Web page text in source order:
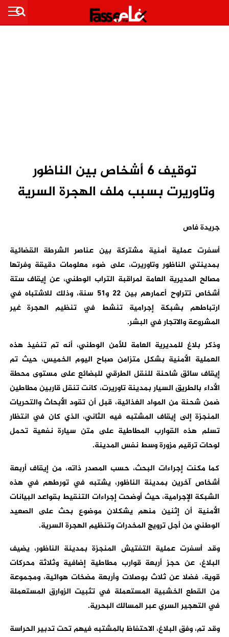
توقيف 6 أشخاص بين الناظور
وتاوريرت بسبب ملف الهجرة السرية
جريدة فاص
أسفرت عملية أمنية مشتركة بين عناصر الشرطة القضائية
بمدينتي الناظور وتاوريرت، على ضوء معلومات دقيقة وفرتها
مصالح المديرية العامة لمراقبة التراب الوطني، عن إيقاف ستة
أشخاص تتراوح أعمارهم بين 22 و51 سنة، وذلك للاشتباه في
ارتباطهم بشبكة إجرامية تنشط في تنظيم الهجرة غير
المشروعة والاتجار في البشر.
وذكر بلاغ للمديرية العامة للأمن الوطني، أنه تم تنفيذ هذه
العملية الأمنية بشكل متزامن صباح اليوم الخميس، حيث تم
إيقاف سائق شاحنة للنقل الطرقي للبضائع على مستوى محطة
الأداء بالطريق السيار بمدينة تاوريرت، كانت تنقل قاربين مطاطين
ضمن شحنة من المواد الغذائية، قبل أن تقود الأبحاث والتحريات
المنجزة إلى إيقاف المشتبه فيه الثاني، الذي كان في انتظار
تسلم هذه القوارب المطاطية على متن سيارة نفعية تحمل
لوحات ترقيم مزورة وسط نفس المدينة.
كما مكنت إجراءات البحث، حسب المصدر ذاته، من إيقاف أربعة
أشخاص آخرين بمدينة الناظور، يشتبه في تورطهم في هذه
الشبكة الإجرامية، حيث أوضحت إجراءات التنقيط بقواعد البيانات
الأمنية أن إثنين منهم يشكلان موضوع بحث على الصعيد
الوطني من أجل ترويج المخدرات وتنظيم الهجرة السرية.
وقد أسفرت عملية التفتيش المنجزة بمدينة الناظور، يضيف
البلاغ، عن حجز أربعة قوارب مطاطية إضافية وثلاثة محركات
قوية، فضلا عن ثلاث بوصلات وأربعة مضخات هوائية، ومجموعة
من القطع الخشبية المستعملة في تثبيت الزوارق المستعملة
في التهجير السري عبر المسالك البحرية.
وقد تم، وفق البلاغ، الاحتفاظ بالمشتبه فيهم تحت تدبير الحراسة